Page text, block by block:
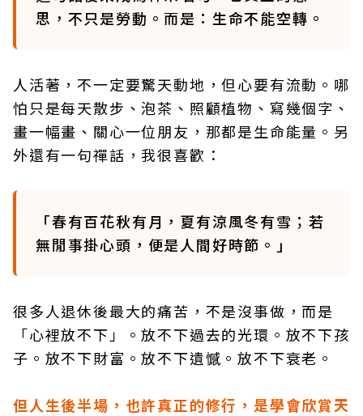
思，不只是勞動。而是：生命不能空轉。
人活著，不一定要驚天動地，但心要有流動。哪
怕只是每天散步、泡茶、照顧植物、寫幾個字、
畫一幅畫、關心一位朋友，那都是生命能量。另
外還有一句禪話，我很喜歡：
「春有百花秋有月，夏有涼風冬有雪；若
無閒事掛心頭，便是人間好時節。」
很多人退休後最大的痛苦，不是沒事做，而是
「心裡放不下」。放不下過去的光環。放不下孩
子。放不下財富。放不下遺憾。放不下衰老。
但人生後半場，也許真正的修行，是學會欣賞天